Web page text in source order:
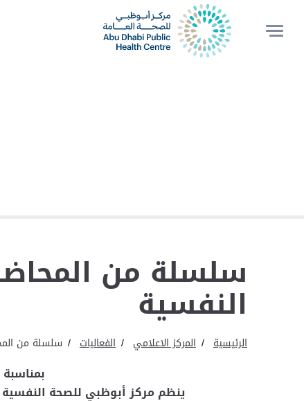
سلسلة من
النفسية
الرئيسية المركز الاعلامي الفعاليات سلسلة من
ينظم مركز أبوظبي للصحة النفسية سلسلة من